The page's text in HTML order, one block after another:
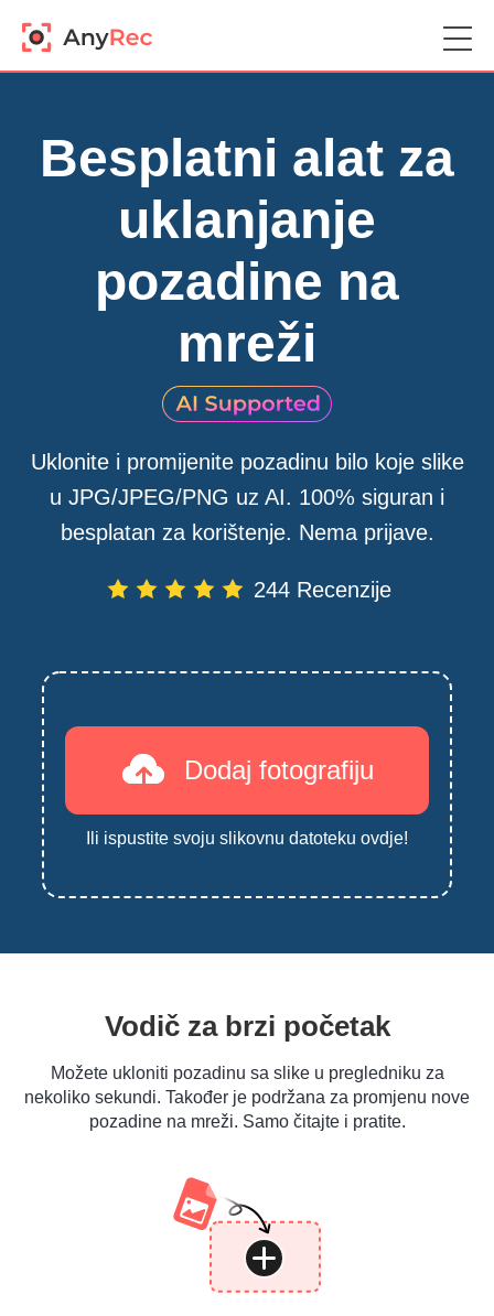
Besplatni alat za
uklanjanje
pozadine na
mreži
Uklonite i promijenite pozadinu bilo koje slike
u JPG/JPEG/PNG uz AI. 100% siguran i
besplatan za korištenje. Nema prijave.
244 Recenzije
Dodaj fotografiju
Ili ispustite svoju slikovnu datoteku ovdje!
Vodič za brzi početak
Možete ukloniti pozadinu sa slike u pregledniku za
nekoliko sekundi. Također je podržana za promjenu nove
pozadine na mreži. Samo čitajte i pratite.